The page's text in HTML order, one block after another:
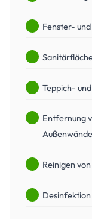
Fenster-
Teppich-
Entfernung
Reinigen